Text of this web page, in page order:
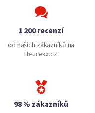
1 200 recenzí
od našich zákazníků na
Heureka.cz
98 % zákazníků